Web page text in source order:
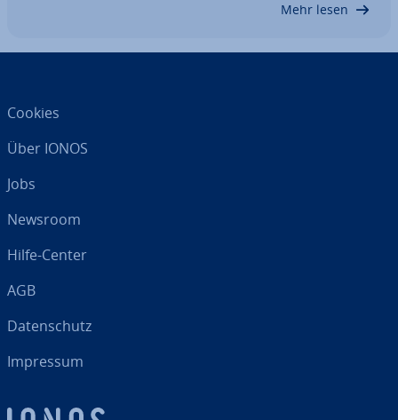
Mehr lesen
Cookies
Über IONOS
Jobs
Newsroom
Hilfe-Center
AGB
Da­ten­schutz
Impressum